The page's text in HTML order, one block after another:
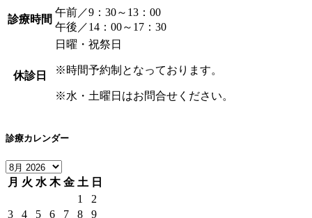
診療時間
午前／9：30～13：00
午後／14：00～17：30
休診日
日曜・祝祭日
※時間予約制となっております。
※水・土曜日はお問合せください。
診療カレンダー
月 火 水 木 金 土 日
1
2
3
4 5 6 7 8
9